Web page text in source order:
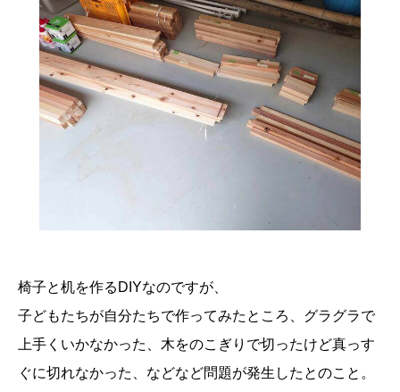
椅子と机を作るDIYなのですが、
子どもたちが自分たちで作ってみたところ、グラグラで
上手くいかなかった、木をのこぎりで切ったけど真っす
ぐに切れなかった、などなど問題が発生したとのこと。